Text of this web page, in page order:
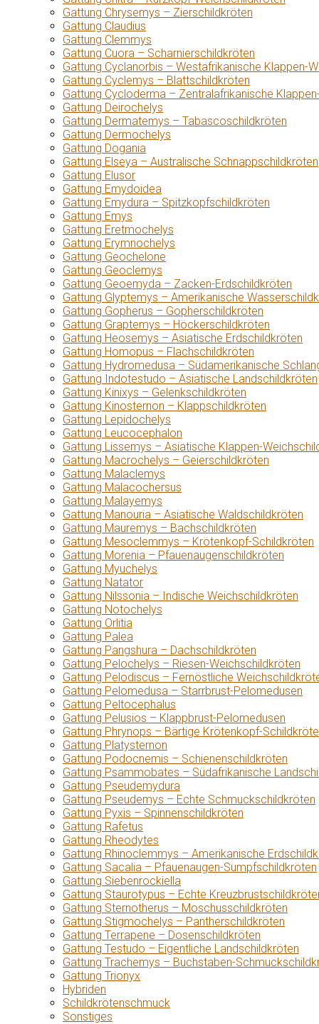
Gattung Chrysemys – Zierschildkröten
Gattung Claudius
Gattung Clemmys
Gattung Cuora – Scharnierschildkröten
Gattung Cyclanorbis – Westafrikanische Klappen-
Gattung Cyclemys – Blattschildkröten
Gattung Cycloderma – Zentralafrikanische
Gattung Deirochelys
Gattung Dermatemys – Tabascoschildkröten
Gattung Dermochelys
Gattung Dogania
Gattung Elseya – Australische Schnappschildkröten
Gattung Elusor
Gattung Emydoidea
Gattung Emydura – Spitzkopfschildkröten
Gattung Emys
Gattung Eretmochelys
Gattung Erymnochelys
Gattung Geochelone
Gattung Geoclemys
Gattung Geoemyda – Zacken-Erdschildkröten
Gattung Glyptemys – Amerikanische
Gattung Gopherus – Gopherschildkröten
Gattung Graptemys – Höckerschildkröten
Gattung Heosemys – Asiatische Erdschildkröten
Gattung Homopus – Flachschildkröten
Gattung Hydromedusa – Südamerikanische
Gattung Indotestudo – Asiatische Landschildkröten
Gattung Kinixys – Gelenkschildkröten
Gattung Kinosternon – Klappschildkröten
Gattung Lepidochelys
Gattung Leucocephalon
Gattung Lissemys – Asiatische Klappen-
Gattung Macrochelys – Geierschildkröten
Gattung Malaclemys
Gattung Malacochersus
Gattung Malayemys
Gattung Manouria – Asiatische Waldschildkröten
Gattung Mauremys – Bachschildkröten
Gattung Mesoclemmys – Krötenkopf-Schildkröten
Gattung Morenia – Pfauenaugenschildkröten
Gattung Myuchelys
Gattung Natator
Gattung Nilssonia – Indische Weichschildkröten
Gattung Notochelys
Gattung Orlitia
Gattung Palea
Gattung Pangshura – Dachschildkröten
Gattung Pelochelys – Riesen-Weichschildkröten
Gattung Pelodiscus – Fernöstliche
Gattung Pelomedusa – Starrbrust-Pelomedusen
Gattung Peltocephalus
Gattung Pelusios – Klappbrust-Pelomedusen
Gattung Phrynops – Bärtige Krötenkopf-
Gattung Platysternon
Gattung Podocnemis – Schienenschildkröten
Gattung Psammobates – Südafrikanische
Gattung Pseudemydura
Gattung Pseudemys – Echte Schmuckschildkröten
Gattung Pyxis – Spinnenschildkröten
Gattung Rafetus
Gattung Rheodytes
Gattung Rhinoclemmys – Amerikanische
Gattung Sacalia – Pfauenaugen-Sumpfschildkröten
Gattung Siebenrockiella
Gattung Staurotypus – Echte
Gattung Sternotherus – Moschusschildkröten
Gattung Stigmochelys – Pantherschildkröten
Gattung Terrapene – Dosenschildkröten
Gattung Testudo – Eigentliche Landschildkröten
Gattung Trachemys – Buchstaben-
Gattung Trionyx
Hybriden
Schildkrötenschmuck
Sonstiges